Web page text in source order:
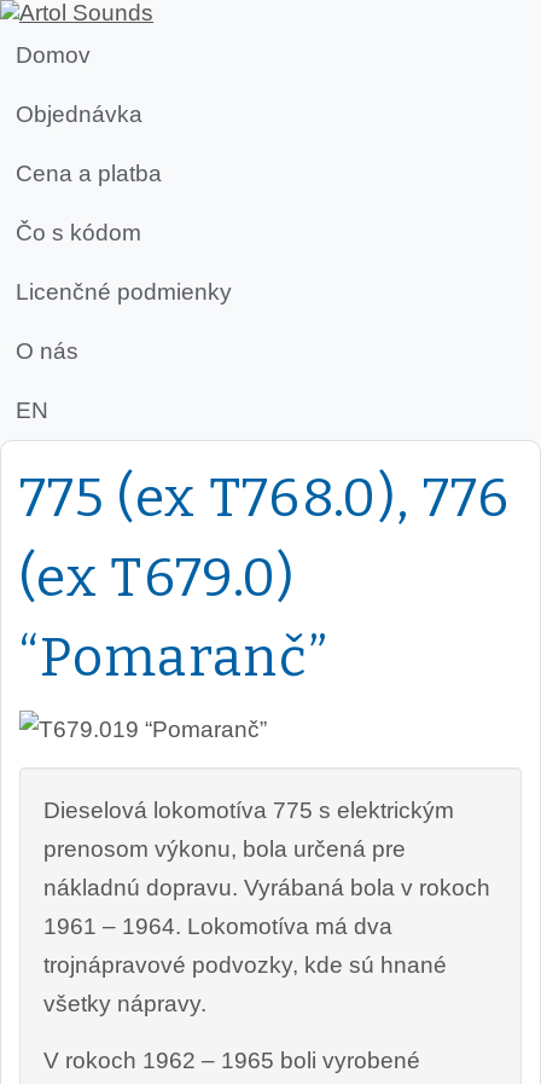
Domov
Objednávka
Cena a platba
Čo s kódom
Licenčné podmienky
O nás
EN
775 (ex T768.0), 776
(ex T679.0)
“Pomaranč”
Dieselová lokomotíva 775 s elektrickým
prenosom výkonu, bola určená pre
nákladnú dopravu. Vyrábaná bola v rokoch
1961 – 1964. Lokomotíva má dva
trojnápravové podvozky, kde sú hnané
všetky nápravy.
V rokoch 1962 – 1965 boli vyrobené